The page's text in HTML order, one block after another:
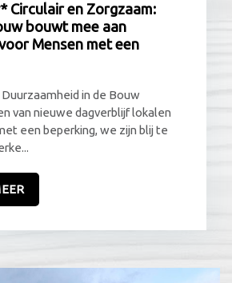
Circulair en Zorgzaam:
bouwt mee aan
Mensen met een
in de Bouw
van nieuwe dagverblijf lokalen
een beperking, we zijn blij te